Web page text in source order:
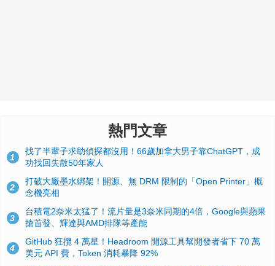
熱門文章
1
找了半輩子求助偵探都沒用！66歲加拿大男子靠ChatGPT，成
功找回失散50年家人
2
打破大廠墨水綁架！開源、無 DRM 限制的「Open Printer」概
念機亮相
3
台積電2奈米太猛了！流片量是3奈米同期的4倍，Google與蘋果
搶首發、輝達與AMD排隊等產能
4
GitHub 狂攬 4 萬星！Headroom 開源工具幫開發者省下 70 萬
美元 API 費，Token 消耗暴降 92%